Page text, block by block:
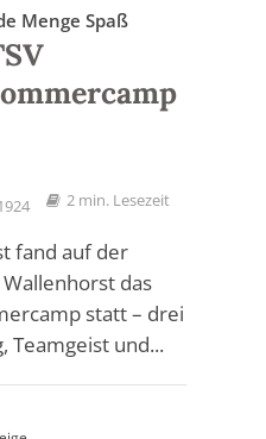
Menge Spaß
2 min. Lesezeit
fand auf der
Wallenhorst das
statt – drei
Teamgeist und...